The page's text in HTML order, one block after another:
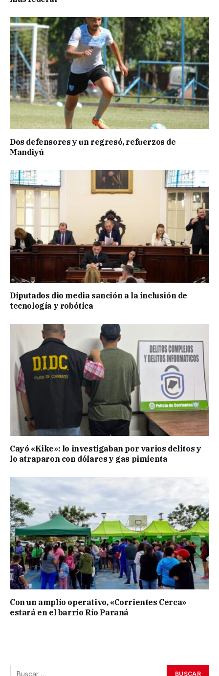
Dos defensores y un regresó, refuerzos de
Mandiyú
Diputados dio media sanción a la inclusión de
tecnología y robótica
Cayó «Kike»: lo investigaban por varios delitos y
lo atraparon con dólares y gas pimienta
Con un amplio operativo, «Corrientes Cerca»
estará en el barrio Río Paraná